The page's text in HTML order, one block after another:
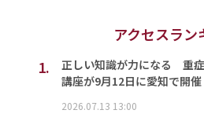
アクセスラン
1.
正しい知識が力になる 重
講座が9月12日に愛知で開催
2026.07.13 13:00